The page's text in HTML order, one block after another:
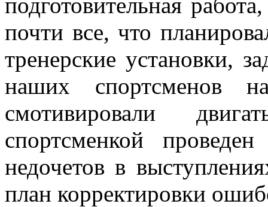
почти все, что
тренерские установки,
наших спортсменов
смотивировали
спортсменкой
недочетов в
план корректировки